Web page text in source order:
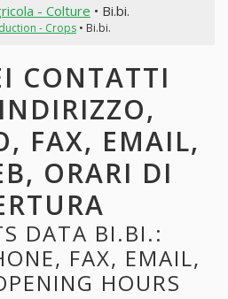
- Colture • Bi.bi.
- Crops• Bi.bi.
CONTATTI
FAX, EMAIL,
ORARI DI
DATA BI.BI.:
FAX, EMAIL,
HOURS